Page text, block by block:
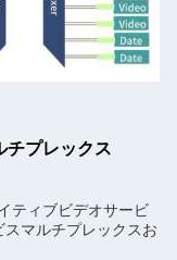
チプレックス
ティブビデオサービ
マルチプレックスお